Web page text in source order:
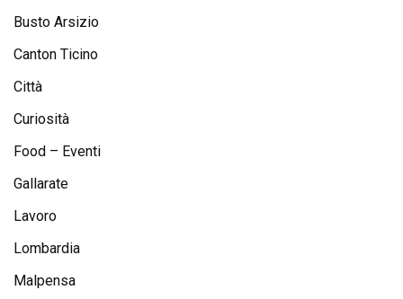
Busto Arsizio
Canton Ticino
Città
Curiosità
Food – Eventi
Gallarate
Lavoro
Lombardia
Malpensa